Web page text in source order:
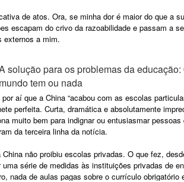
de atos. Ora, se minha dor é maior do que a
escapam do crivo da razoabilidade e passam a
externos a mim.
solução para os problemas da educação:
mundo tem ou nada
por aí que a China “acabou com as escolas
perfeita. Curta, dramática e absolutamente
muito bem para indignar ou entusiasmar pessoas
da terceira linha da notícia.
China não proibiu escolas privadas. O que fez,
uma série de medidas às instituições privadas de
nada de aulas pagas sobre o currículo obrigatório